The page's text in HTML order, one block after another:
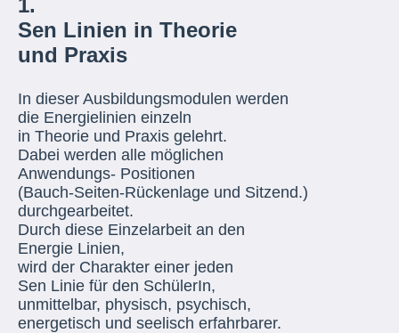
1.
Sen Linien in Theorie
und Praxis
In dieser Ausbildungsmodulen werden
die Energielinien einzeln
in Theorie und Praxis gelehrt.
Dabei werden alle möglichen
Anwendungs- Positionen
(Bauch-Seiten-Rückenlage und Sitzend.)
durchgearbeitet.
Durch diese Einzelarbeit an den
Energie Linien,
wird der Charakter einer jeden
Sen Linie für den SchülerIn,
unmittelbar, physisch, psychisch,
energetisch und seelisch erfahrbarer.